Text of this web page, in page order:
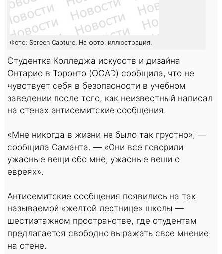
Фото: Screen Capture. На фото: иллюстрация.
Студентка Колледжа искусств и дизайна
Онтарио в Торонто (OCAD) сообщила, что не
чувствует себя в безопасности в учебном
заведении после того, как неизвестный написал
на стенах антисемитские сообщения.
«Мне никогда в жизни не было так грустно», —
сообщила Саманта. — «Они все говорили
ужасные вещи обо мне, ужасные вещи о
евреях».
Антисемитские сообщения появились на так
называемой «желтой лестнице» школы —
шестиэтажном пространстве, где студентам
предлагается свободно выражать свое мнение
на стене.